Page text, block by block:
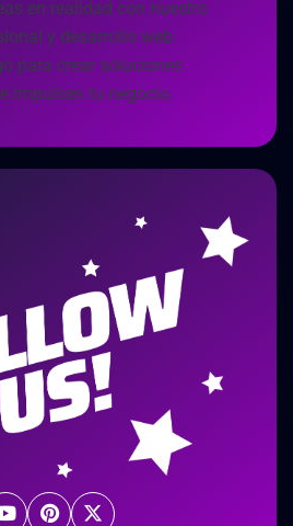
en realidad con nuestro
y desarrollo web.
para crear soluciones
impulsen tu negocio.